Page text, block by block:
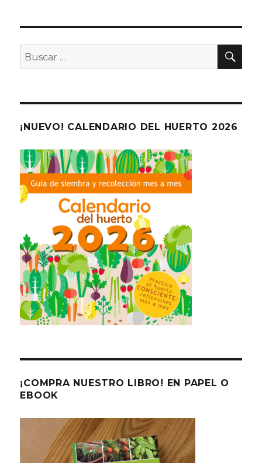
Buscar
por:
¡NUEVO! CALENDARIO DEL HUERTO 2026
¡COMPRA NUESTRO LIBRO! EN PAPEL O
EBOOK